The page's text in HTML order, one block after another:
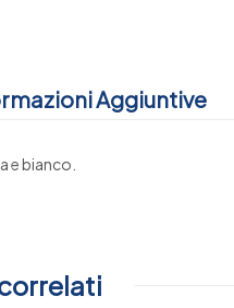
Aggiuntive
e bianco.